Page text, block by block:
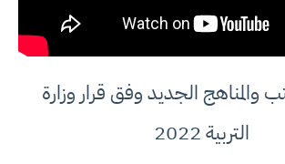
والمناهج الجديد وفق قرار وزارة
التربية 2022